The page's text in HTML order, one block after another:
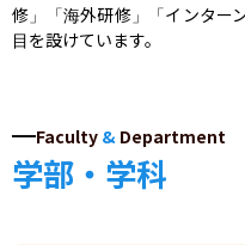
修」「海外研修」「インター
目を設けています。
Faculty & Department
学部・学科